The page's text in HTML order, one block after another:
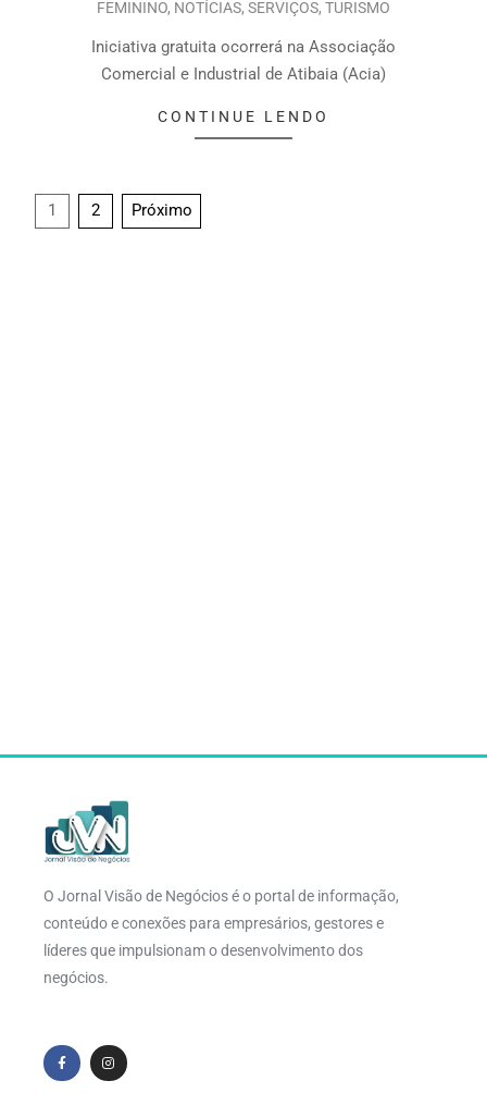
FEMININO, NOTÍCIAS, SERVIÇOS, TURISMO
Iniciativa gratuita ocorrerá na Associação
Comercial e Industrial de Atibaia (Acia)
CONTINUE LENDO
1 2 Próximo
O Jornal Visão de Negócios é o portal de informação,
conteúdo e conexões para empresários, gestores e
líderes que impulsionam o desenvolvimento dos
negócios.